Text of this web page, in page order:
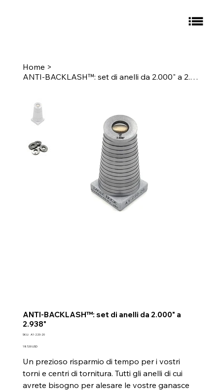
Home >
ANTI-BACKLASH™: set di anelli da 2.000" a 2.938"
ANTI-BACKLASH™: set di anelli da 2.000" a
2.938"
SKU: SKU
220-
A1-220-20
Prezzo
187,00 USD
Un prezioso risparmio di tempo per i vostri
torni e centri di tornitura. Tutti gli anelli di cui
avrete bisogno per alesare le vostre ganasce